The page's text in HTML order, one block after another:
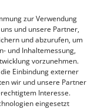
zur Verwendung
und unsere Partner,
und abzurufen, um
und Inhaltemessung,
vorzunehmen.
Einbindung externer
wir und unsere Partner
Interesse.
eingesetzt
anfordern: